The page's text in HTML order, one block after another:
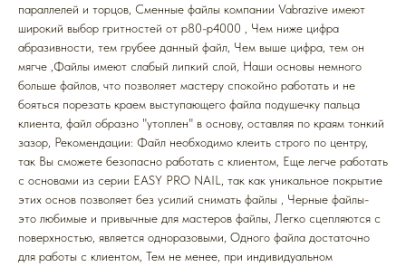
параллелей и торцов, Cменные файлы компании Vabrazive имеют
широкий выбор гритностей от р80-р4000 , Чем ниже цифра
абразивности, тем грубее данный файл, Чем выше цифра, тем он
мягче ,Файлы имеют слабый липкий слой, Наши основы немного
больше файлов, что позволяет мастеру спокойно работать и не
бояться порезать краем выступающего файла подушечку пальца
клиента, файл образно "утоплен" в основу, оставляя по краям тонкий
зазор, Рекомендации: Файл необходимо клеить строго по центру,
так Вы сможете безопасно работать с клиентом, Еще легче работать
с основами из серии EASY PRO NAIL, так как уникальное покрытие
этих основ позволяет без усилий снимать файлы , Черные файлы-
это любимые и привычные для мастеров файлы, Легко сцепляются с
поверхностью, является одноразовыми, Одного файла достаточно
для работы с клиентом, Тем не менее, при индивидуальном